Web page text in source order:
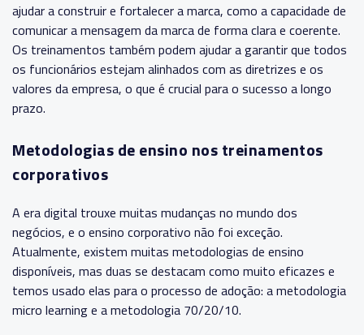
ajudar a construir e fortalecer a marca, como a capacidade de
comunicar a mensagem da marca de forma clara e coerente.
Os treinamentos também podem ajudar a garantir que todos
os funcionários estejam alinhados com as diretrizes e os
valores da empresa, o que é crucial para o sucesso a longo
prazo.
Metodologias de ensino nos treinamentos
corporativos
A era digital trouxe muitas mudanças no mundo dos
negócios, e o ensino corporativo não foi exceção.
Atualmente, existem muitas metodologias de ensino
disponíveis, mas duas se destacam como muito eficazes e
temos usado elas para o processo de adoção: a metodologia
micro learning e a metodologia 70/20/10.